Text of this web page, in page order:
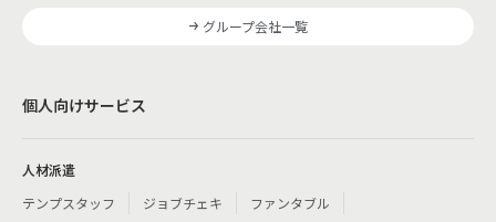
グループ会社一覧
個人向けサービス
人材派遣
テンプスタッフ
ジョブチェキ
ファンタブル